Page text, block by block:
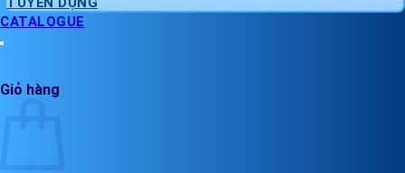
CATALOGUE
Giỏ hàng